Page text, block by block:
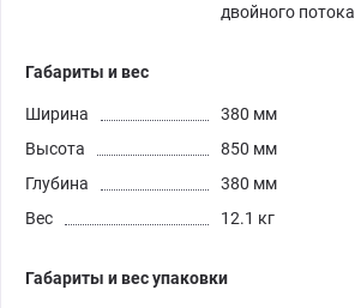
двойного потока
Габариты и вес
Ширина
380 мм
Высота
850 мм
Глубина
380 мм
Вес
12.1 кг
Габариты и вес упаковки